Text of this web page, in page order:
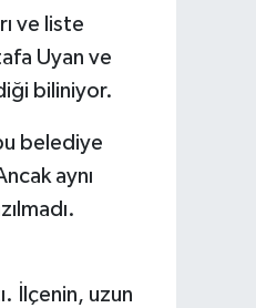
ve liste
Uyan ve
biliniyor.
belediye
aynı
İlçenin, uzun